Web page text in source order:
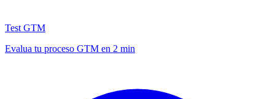
Test GTM
Evalua tu proceso GTM en 2 min